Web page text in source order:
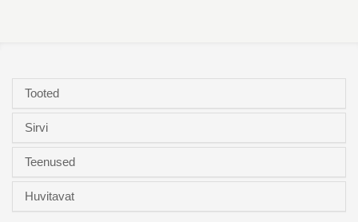
Tooted
Sirvi
Teenused
Huvitavat